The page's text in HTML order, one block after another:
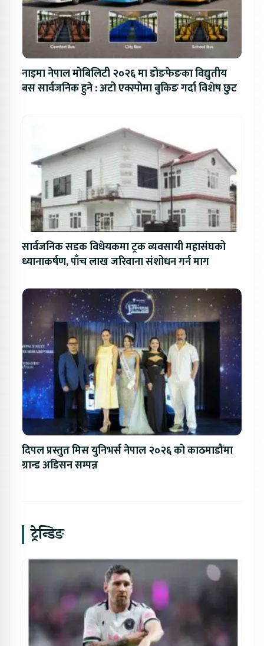
नाइमा नेपाल मोबिलिटी २०२६ मा डोङफेङका विद्युतीय
बस सार्वजनिक हुने : अटो एक्स्पोमा बुकिङ गर्दा विशेष छुट
सार्वजनिक सडक विधेयकमा ट्रक व्यवसायी महासंघको
ध्यानाकर्षण, पाँच लाख जरिवाना संशोधन गर्न माग
दिपल प्रस्तुत मिस युनिभर्स नेपाल २०२६ को काठमाडौंमा
ग्रान्ड अडिसन सम्पन्न
ट्रेन्डिङ